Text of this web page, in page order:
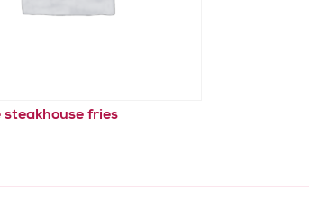
steakhouse fries